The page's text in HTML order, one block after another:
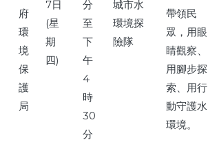
府
環
境
保
護
局
7日
(星
期
四)
分
至
下
午
4
時
30
分
城市水
環境探
險隊
帶領民
眾，用眼
睛觀察、
用腳步探
索、用行
動守護水
環境。